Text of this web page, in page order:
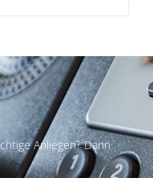
Anliegen? Dann